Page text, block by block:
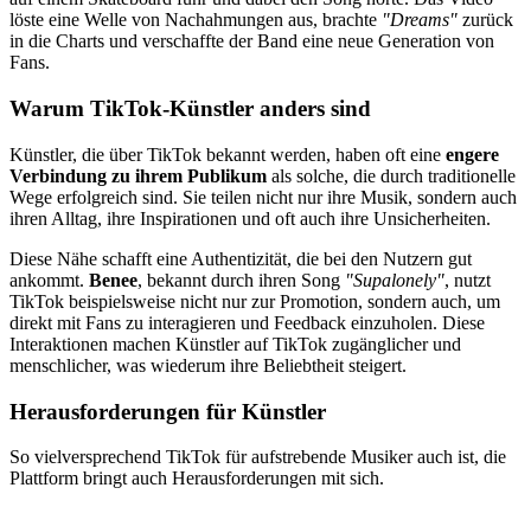
löste eine Welle von Nachahmungen aus, brachte "Dreams" zurück
in die Charts und verschaffte der Band eine neue Generation von
Fans.
Warum TikTok-Künstler anders sind
Künstler, die über TikTok bekannt werden, haben oft eine engere
Verbindung zu ihrem Publikum als solche, die durch traditionelle
Wege erfolgreich sind. Sie teilen nicht nur ihre Musik, sondern auch
ihren Alltag, ihre Inspirationen und oft auch ihre Unsicherheiten.
Diese Nähe schafft eine Authentizität, die bei den Nutzern gut
ankommt. Benee, bekannt durch ihren Song "Supalonely", nutzt
TikTok beispielsweise nicht nur zur Promotion, sondern auch, um
direkt mit Fans zu interagieren und Feedback einzuholen. Diese
Interaktionen machen Künstler auf TikTok zugänglicher und
menschlicher, was wiederum ihre Beliebtheit steigert.
Herausforderungen für Künstler
So vielversprechend TikTok für aufstrebende Musiker auch ist, die
Plattform bringt auch Herausforderungen mit sich.